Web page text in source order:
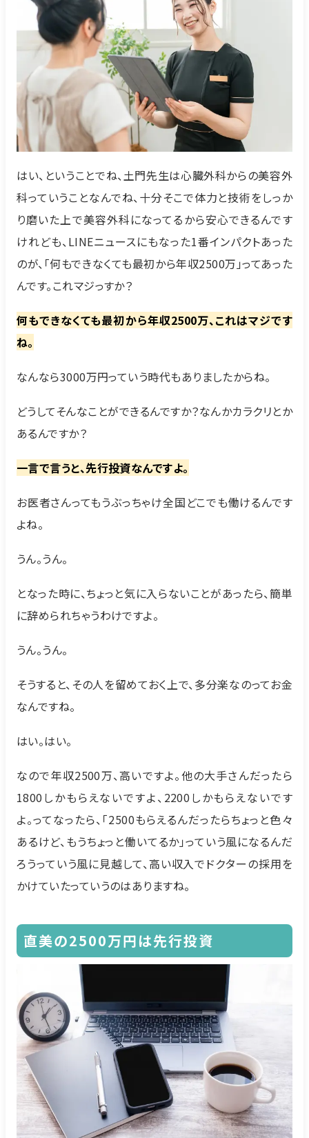
はい、ということでね、土門先生は心臓外科からの美容外
科っていうことなんでね、十分そこで体力と技術をしっか
り磨いた上で美容外科になってるから安心できるんです
けれども、LINEニュースにもなった1番インパクトあった
のが、「何もできなくても最初から年収2500万」ってあった
んです。これマジっすか？
何もできなくても最初から年収2500万、これはマジです
ね。
なんなら3000万円っていう時代もありましたからね。
どうしてそんなことができるんですか？なんかカラクリとか
あるんですか？
一言で言うと、先行投資なんですよ。
お医者さんってもうぶっちゃけ全国どこでも働けるんです
よね。
うん。うん。
となった時に、ちょっと気に入らないことがあったら、簡単
に辞められちゃうわけですよ。
うん。うん。
そうすると、その人を留めておく上で、多分楽なのってお金
なんですね。
はい。はい。
なので年収2500万、高いですよ。他の大手さんだったら
1800しかもらえないですよ、2200しかもらえないです
よ。ってなったら、「2500もらえるんだったらちょっと色々
あるけど、もうちょっと働いてるか」っていう風になるんだ
ろうっていう風に見越して、高い収入でドクターの採用を
かけていたっていうのはありますね。
直美の2500万円は先行投資